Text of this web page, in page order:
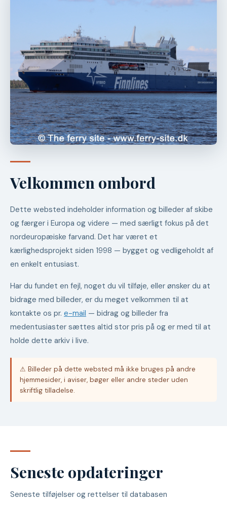
Velkommen ombord
Dette websted indeholder information og billeder af skibe
og færger i Europa og videre — med særligt fokus på det
nordeuropæiske farvand. Det har været et
kærlighedsprojekt siden 1998 — bygget og vedligeholdt af
en enkelt entusiast.
Har du fundet en fejl, noget du vil tilføje, eller ønsker du at
bidrage med billeder, er du meget velkommen til at
kontakte os pr. e-mail — bidrag og billeder fra
medentusiaster sættes altid stor pris på og er med til at
holde dette arkiv i live.
⚠ Billeder på dette websted må ikke bruges på andre
hjemmesider, i aviser, bøger eller andre steder uden
skriftlig tilladelse.
Seneste opdateringer
Seneste tilføjelser og rettelser til databasen